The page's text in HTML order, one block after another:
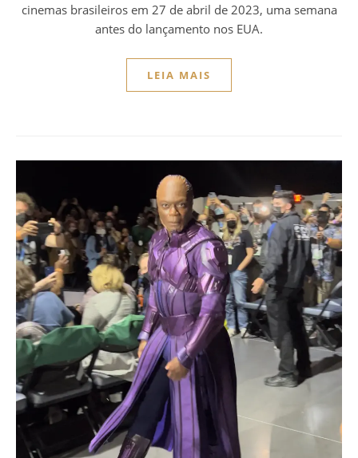
cinemas brasileiros em 27 de abril de 2023, uma semana
antes do lançamento nos EUA.
LEIA MAIS